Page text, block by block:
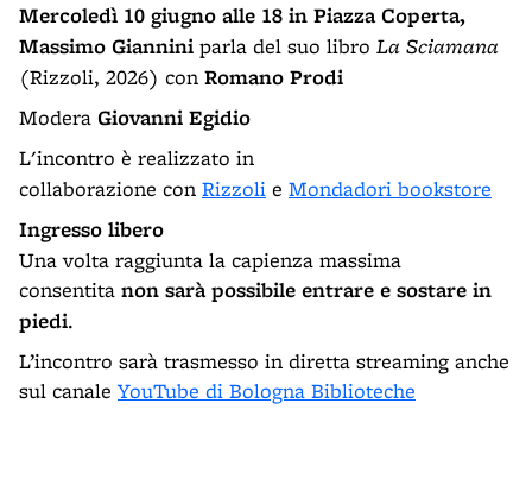
Mercoledì 10 giugno alle 18 in Piazza Coperta,
Massimo Giannini parla del suo libro La Sciamana
(Rizzoli, 2026) con Romano Prodi
Modera Giovanni Egidio
L'incontro è realizzato in
collaborazione con Rizzoli e Mondadori bookstore
Ingresso libero
Una volta raggiunta la capienza massima
consentita non sarà possibile entrare e sostare in
piedi.
L’incontro sarà trasmesso in diretta streaming anche
sul canaleYouTube di Bologna Biblioteche